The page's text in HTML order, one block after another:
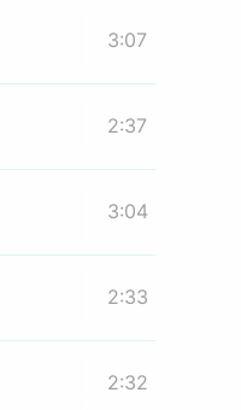
3:07
2:37
3:04
2:33
2:32